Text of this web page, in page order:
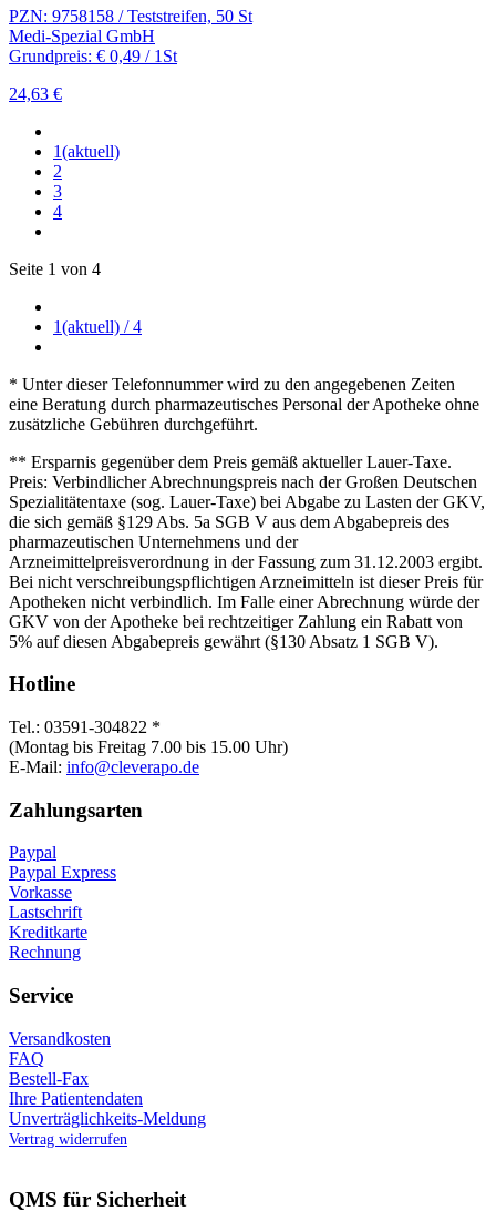
PZN: 9758158 / Teststreifen, 50 St
Medi-Spezial GmbH
Grundpreis: € 0,49 / 1St
24,63 €
1(aktuell)
2
3
4
Seite 1 von 4
1(aktuell) / 4
* Unter dieser Telefonnummer wird zu den angegebenen Zeiten
eine Beratung durch pharmazeutisches Personal der Apotheke ohne
zusätzliche Gebühren durchgeführt.
** Ersparnis gegenüber dem Preis gemäß aktueller Lauer-Taxe.
Preis: Verbindlicher Abrechnungspreis nach der Großen Deutschen
Spezialitätentaxe (sog. Lauer-Taxe) bei Abgabe zu Lasten der GKV,
die sich gemäß §129 Abs. 5a SGB V aus dem Abgabepreis des
pharmazeutischen Unternehmens und der
Arzneimittelpreisverordnung in der Fassung zum 31.12.2003 ergibt.
Bei nicht verschreibungspflichtigen Arzneimitteln ist dieser Preis für
Apotheken nicht verbindlich. Im Falle einer Abrechnung würde der
GKV von der Apotheke bei rechtzeitiger Zahlung ein Rabatt von
5% auf diesen Abgabepreis gewährt (§130 Absatz 1 SGB V).
Hotline
Tel.: 03591-304822 *
(Montag bis Freitag 7.00 bis 15.00 Uhr)
E-Mail: info@cleverapo.de
Zahlungsarten
Paypal
Paypal Express
Vorkasse
Lastschrift
Kreditkarte
Rechnung
Service
Versandkosten
FAQ
Bestell-Fax
Ihre Patientendaten
Unverträglichkeits-Meldung
Vertrag widerrufen
QMS für Sicherheit